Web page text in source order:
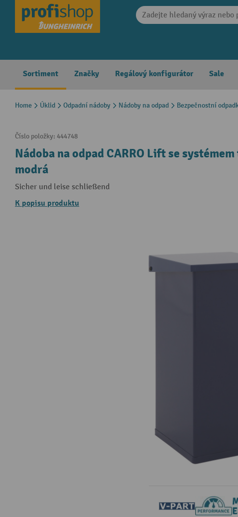
Skip to main navigation
Sortiment Značky Regálový konfigurátor Sale
Home Úklid Odpadní nádoby Nádoby na odpad Bezpečnostní
Číslo položky: 444748
Nádoba na odpad CARRO Lift se
modrá
Sicher und leise schließend
K popisu produktu